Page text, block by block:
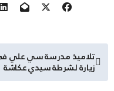
تصفّح
المقالات
تلاميذ مدرسة سي علي
زيارة لشرطة سيدي عكاشة